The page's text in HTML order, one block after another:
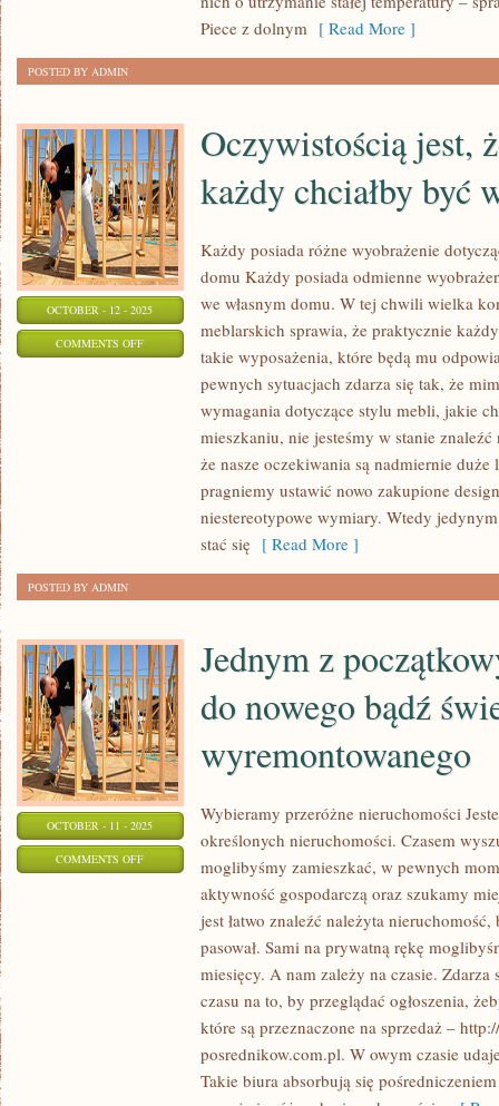
NA
CO
Piece z dolnym [ Read More ]
POSTED BY ADMIN
OCTOBER - 12 - 2025
COMMENTS OFFON
Oczywistością jest,
każdy chciałby być
Każdy posiada różne wyobrażenie
domu Każdy posiada odmienne
we własnym domu. W tej chwili wielka
meblarskich sprawia, że praktycznie
takie wyposażenia, które będą mu
pewnych sytuacjach zdarza się tak, że
wymagania dotyczące stylu mebli, jakie
mieszkaniu, nie jesteśmy w stanie
że nasze oczekiwania są nadmiernie
pragniemy ustawić nowo zakupione
niestereotypowe wymiary. Wtedy
stać się [ Read More ]
POSTED BY ADMIN
OCTOBER - 11 - 2025
COMMENTS OFFON
Jednym z
do nowego bądź
wyremontowanego
Wybieramy przeróżne nieruchomości
określonych nieruchomości. Czasem
moglibyśmy zamieszkać, w pewnych
aktywność gospodarczą oraz szukamy
jest łatwo znaleźć należyta
pasował. Sami na prywatną rękę
miesięcy. A nam zależy na czasie.
czasu na to, by przeglądać ogłoszenia,
które są przeznaczone na sprzedaż –
posrednikow.com.pl. W owym czasie
Takie biura absorbują się